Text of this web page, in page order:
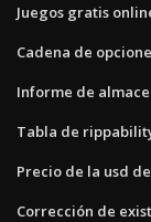
Juegos gratis
Cadena de
Informe de
Tabla de
Precio de la usd
Corrección de